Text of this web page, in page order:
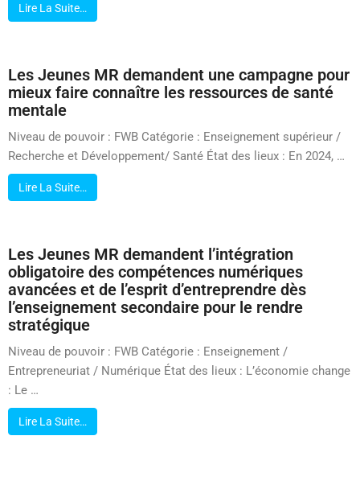
Lire La Suite…
Les Jeunes MR demandent une campagne pour
mieux faire connaître les ressources de santé
mentale
Niveau de pouvoir : FWB Catégorie : Enseignement supérieur /
Recherche et Développement/ Santé État des lieux : En 2024, …
Lire La Suite…
Les Jeunes MR demandent l’intégration
obligatoire des compétences numériques
avancées et de l’esprit d’entreprendre dès
l’enseignement secondaire pour le rendre
stratégique
Niveau de pouvoir : FWB Catégorie : Enseignement /
Entrepreneuriat / Numérique État des lieux : L’économie change
: Le …
Lire La Suite…